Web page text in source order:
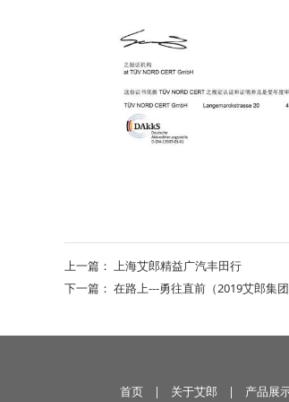
上一篇： 上海艾郎精益广汽丰田行
下一篇： 在路上---勇往直前（2019艾郎集
首页 | 关于艾郎 | 产品展